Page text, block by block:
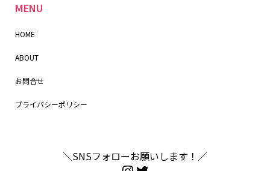
MENU
HOME
ABOUT
お問合せ
プライバシーポリシー
＼SNSフォローお願いします！／